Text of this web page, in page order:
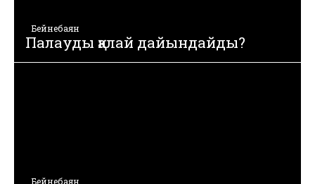
Бейнебаян
Палауды қалай дайындайды?
Бейнебаян